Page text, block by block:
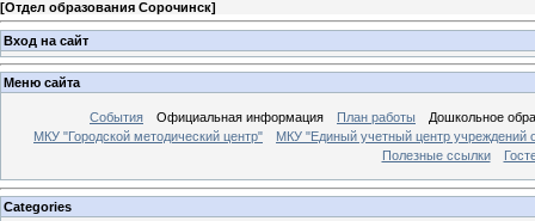
[Отдел образования Сорочинск]
Вход на сайт
Меню сайта
События Официальная информация План работы
Дошкольное
МКУ "Городской методический центр"
МКУ "Единый учетный центр учреждений
Полезные ссылки
Categories